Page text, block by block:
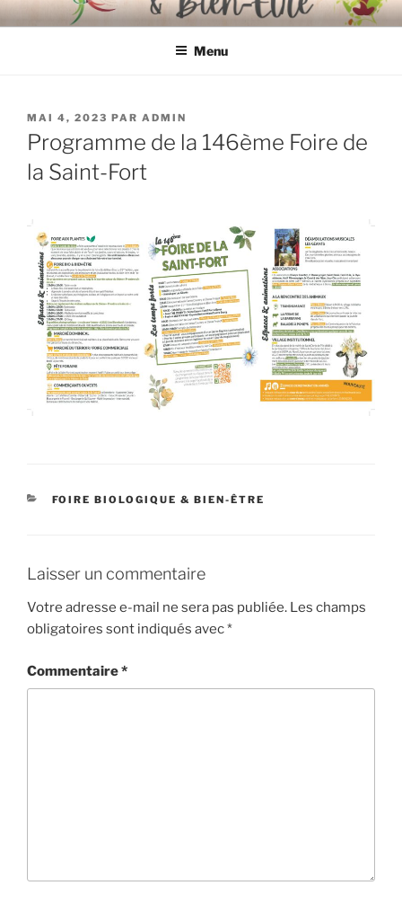
Aller
au
FOIRE BIOLOGIQUE & BIEN-
organisée par l'Association "Mieux Vivre à Libourne"
Menu
PUBLIÉ
LE
MAI 4, 2023 PAR ADMIN
Programme de la 146ème Foire de
la Saint-Fort
CATÉGORIES
FOIRE BIOLOGIQUE & BIEN-ÊTRE
Laisser un commentaire
Votre adresse e-mail ne sera pas publiée. Les champs
obligatoires sont indiqués avec*
Commentaire*